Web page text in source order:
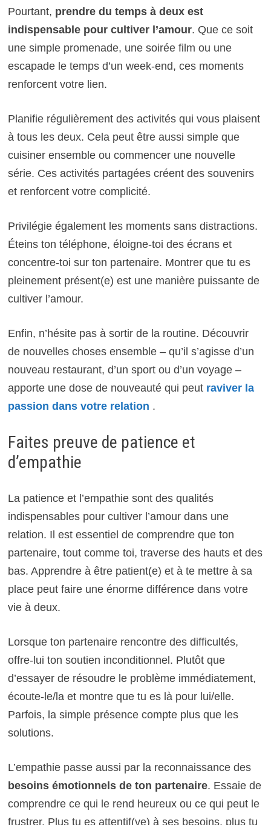
Pourtant, prendre du temps à deux est
indispensable pour cultiver l’amour. Que ce soit
une simple promenade, une soirée film ou une
escapade le temps d’un week-end, ces moments
renforcent votre lien.
Planifie régulièrement des activités qui vous plaisent
à tous les deux. Cela peut être aussi simple que
cuisiner ensemble ou commencer une nouvelle
série. Ces activités partagées créent des souvenirs
et renforcent votre complicité.
Privilégie également les moments sans distractions.
Éteins ton téléphone, éloigne-toi des écrans et
concentre-toi sur ton partenaire. Montrer que tu es
pleinement présent(e) est une manière puissante de
cultiver l’amour.
Enfin, n’hésite pas à sortir de la routine. Découvrir
de nouvelles choses ensemble – qu’il s’agisse d’un
nouveau restaurant, d’un sport ou d’un voyage –
apporte une dose de nouveauté qui peut raviver la
passion dans votre relation .
Faites preuve de patience et
d’empathie
La patience et l’empathie sont des qualités
indispensables pour cultiver l’amour dans une
relation. Il est essentiel de comprendre que ton
partenaire, tout comme toi, traverse des hauts et des
bas. Apprendre à être patient(e) et à te mettre à sa
place peut faire une énorme différence dans votre
vie à deux.
Lorsque ton partenaire rencontre des difficultés,
offre-lui ton soutien inconditionnel. Plutôt que
d’essayer de résoudre le problème immédiatement,
écoute-le/la et montre que tu es là pour lui/elle.
Parfois, la simple présence compte plus que les
solutions.
L’empathie passe aussi par la reconnaissance des
besoins émotionnels de ton partenaire. Essaie de
comprendre ce qui le rend heureux ou ce qui peut le
frustrer. Plus tu es attentif(ve) à ses besoins, plus tu